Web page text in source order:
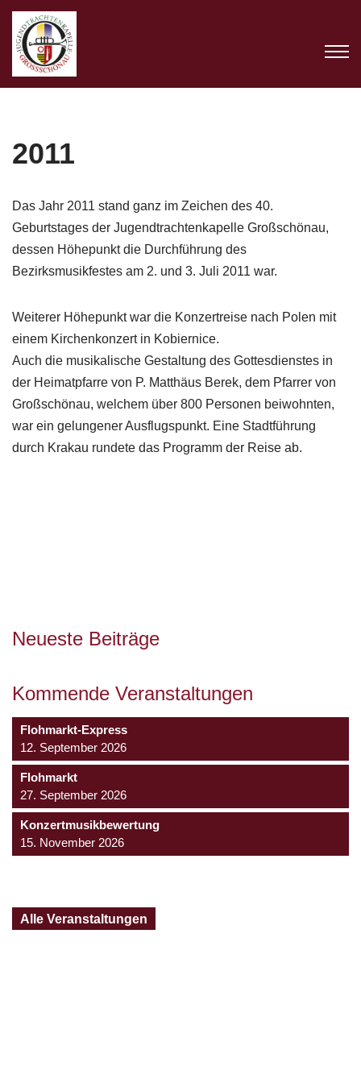
Zum
Inhalt
2011
Das Jahr 2011 stand ganz im Zeichen des 40.
Geburtstages der Jugendtrachtenkapelle Großschönau,
dessen Höhepunkt die Durchführung des
Bezirksmusikfestes am 2. und 3. Juli 2011 war.
Weiterer Höhepunkt war die Konzertreise nach Polen mit
einem Kirchenkonzert in Kobiernice.
Auch die musikalische Gestaltung des Gottesdienstes in
der Heimatpfarre von P. Matthäus Berek, dem Pfarrer von
Großschönau, welchem über 800 Personen beiwohnten,
war ein gelungener Ausflugspunkt. Eine Stadtführung
durch Krakau rundete das Programm der Reise ab.
Neueste Beiträge
Kommende Veranstaltungen
Flohmarkt-Express
12. September 2026
Flohmarkt
27. September 2026
Konzertmusikbewertung
15. November 2026
Alle Veranstaltungen